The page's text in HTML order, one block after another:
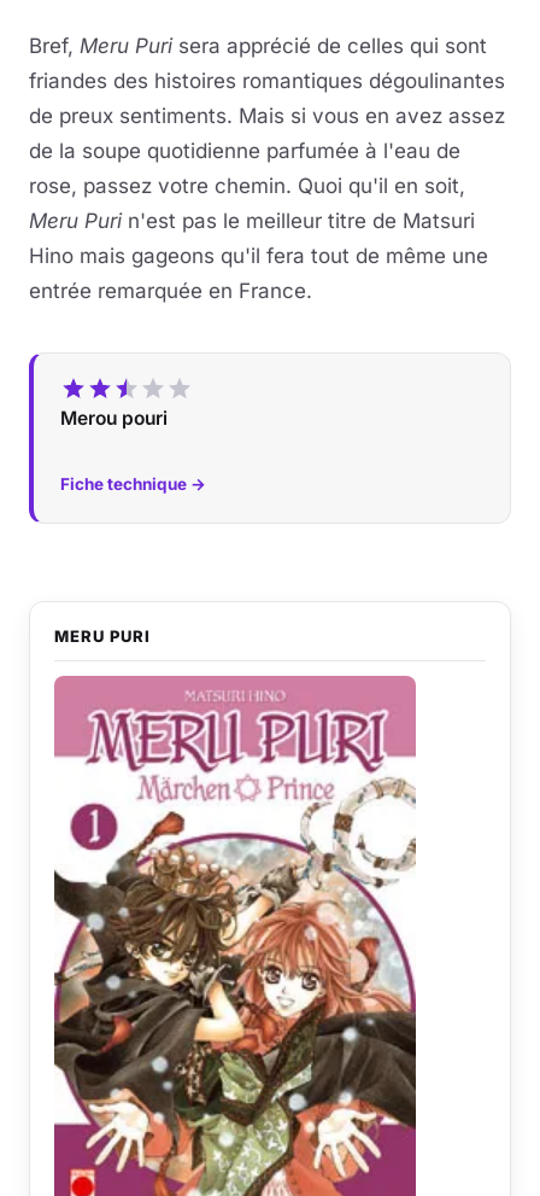
Bref, Meru Purisera apprécié de celles qui sont
friandes des histoires romantiques dégoulinantes
de preux sentiments. Mais si vous en avez assez
de la soupe quotidienne parfumée à l'eau de
rose, passez votre chemin. Quoi qu'il en soit,
Meru Purin'est pas le meilleur titre de Matsuri
Hino mais gageons qu'il fera tout de même une
entrée remarquée en France.
Merou pouri
Fiche technique →
MERU PURI